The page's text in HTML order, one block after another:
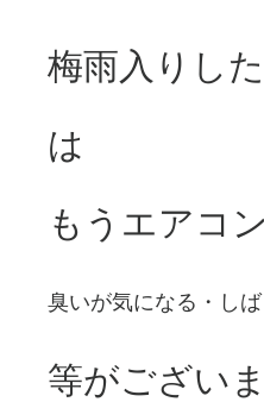
梅雨入りし
は
もうエアコ
臭いが気になる・し
等がござい